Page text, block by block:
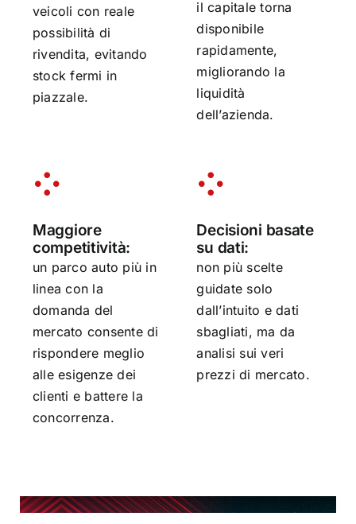
veicoli con reale
possibilità di
rivendita, evitando
stock fermi in
piazzale.
il capitale torna
disponibile
rapidamente,
migliorando la
liquidità
dell’azienda.
Maggiore
competitività:
un parco auto più in
linea con la
domanda del
mercato consente di
rispondere meglio
alle esigenze dei
clienti e battere la
concorrenza.
Decisioni basate
su dati:
non più scelte
guidate solo
dall’intuito e dati
sbagliati, ma da
analisi sui veri
prezzi di mercato.